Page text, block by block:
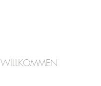
WILLKOMMEN